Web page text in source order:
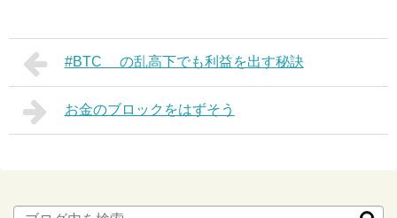
#BTC の乱高下でも利益を出す秘訣
お金のブロックをはずそう